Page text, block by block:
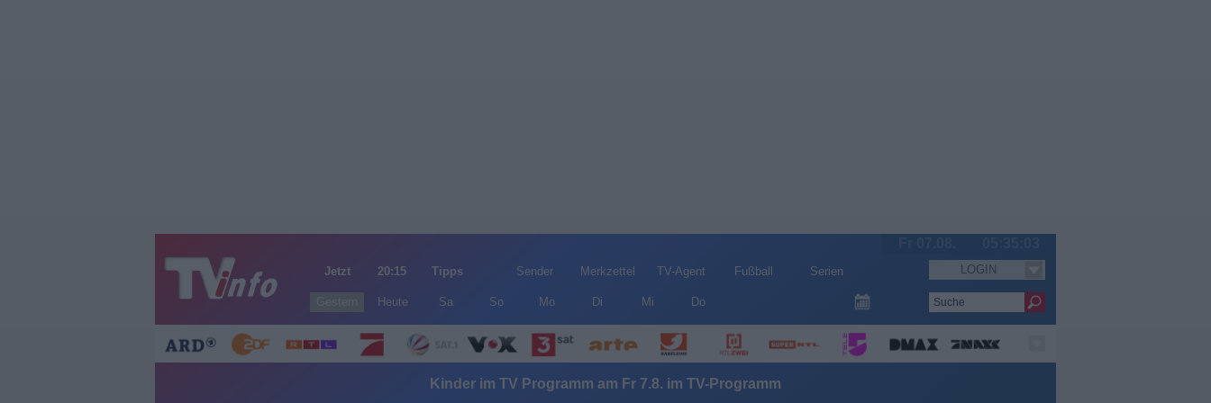
Jetzt 20:15 Tipps Sender Merkzettel TV-Agent Fußball Serien
Heute Sa So Mo Di Mi Do
LOGIN
Kinder im TV Programm am Fr 7.8. im TV-Programm